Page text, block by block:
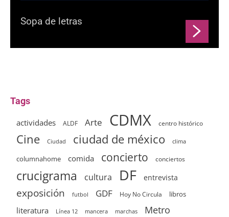
Sopa de letras
Tags
actividades ALDF Arte CDMX centro histórico
Cine Ciudad ciudad de méxico clima
columnahome comida concierto conciertos
crucigrama cultura DF entrevista
exposición futbol GDF Hoy No Circula libros
literatura Línea 12 mancera marchas Metro